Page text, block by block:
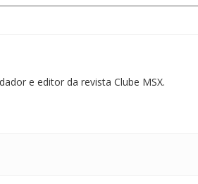
e editor da revista Clube MSX.